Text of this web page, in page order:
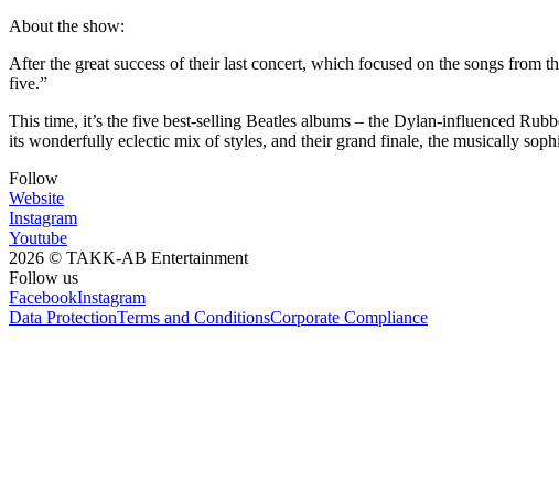
About the show:
After the great success of their last concert, which focused on the songs from
five.”
This time, it’s the five best-selling Beatles albums – the Dylan-influenced
its wonderfully eclectic mix of styles, and their grand finale, the musically
Follow
Website
Instagram
Youtube
2026 © TAKK-AB Entertainment
Follow us
FacebookInstagram
Data ProtectionTerms and ConditionsCorporate Compliance